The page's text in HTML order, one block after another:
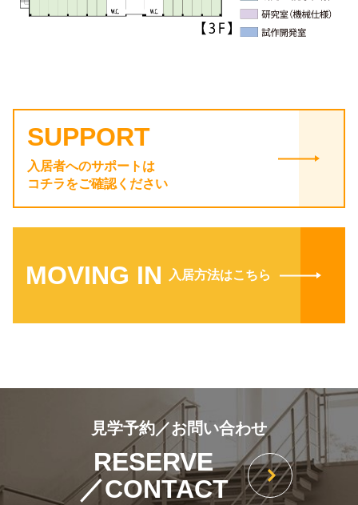
SUPPORT
入居者へのサポートは
コチラをご確認ください
MOVING IN 入居方法はこちら
見学予約／お問い合わせ
RESERVE
／CONTACT